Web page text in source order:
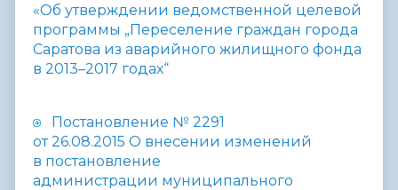
«Об утверждении ведомственной целевой
программы „Переселение граждан города
Саратова из аварийного жилищного фонда
в 2013–2017 годах“
Постановление № 2291
от 26.08.2015 О внесении изменений
в постановление
администрации муниципального